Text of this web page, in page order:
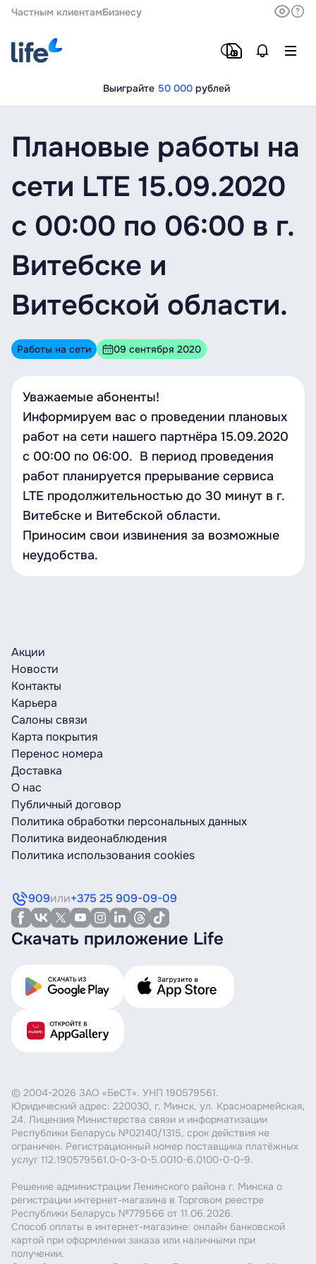
Частным клиентамБизнесу
Выиграйте 50 000 рублей
Плановые работы на
сети LTE 15.09.2020
c 00:00 по 06:00 в г.
Витебске и
Витебской области.
Работы на сети 09 сентября 2020
Уважаемые абоненты!
Информируем вас о проведении плановых
работ на сети нашего партнёра 15.09.2020
c 00:00 по 06:00. В период проведения
работ планируется прерывание сервиса
LTE продолжительностью до 30 минут в г.
Витебске и Витебской области.
Приносим свои извинения за возможные
неудобства.
Акции
Новости
Контакты
Карьера
Салоны связи
Карта покрытия
Перенос номера
Доставка
О нас
Публичный договор
Политика обработки персональных данных
Политика видеонаблюдения
Политика использования cookies
909или+375 25 909-09-09
Скачать приложение Life
© 2004-2026 ЗАО «БеСТ». УНП 190579561.
Юридический адрес: 220030, г. Минск, ул. Красноармейская,
24. Лицензия Министерства связи и информатизации
Республики Беларусь №02140/1315, срок действия не
ограничен. Регистрационный номер поставщика платёжных
услуг 112.190579561.0-0-3-0-5.0010-6.0100-0-0-9.
Решение администрации Ленинского района г. Минска о
регистрации интернет-магазина в Торговом реестре
Республики Беларусь №779566 от 11.06.2026.
Способ оплаты в интернет-магазине: онлайн банковской
картой при оформлении заказа или наличными при
получении.